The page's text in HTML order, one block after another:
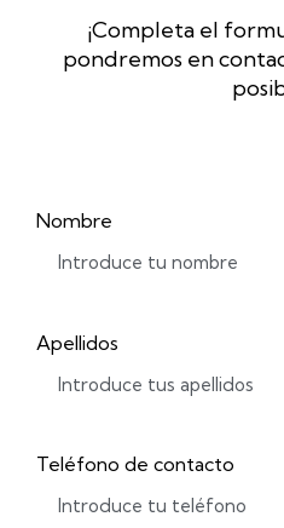
¡Completa el
pondremos en
Nombre
Apellidos
Teléfono de contacto